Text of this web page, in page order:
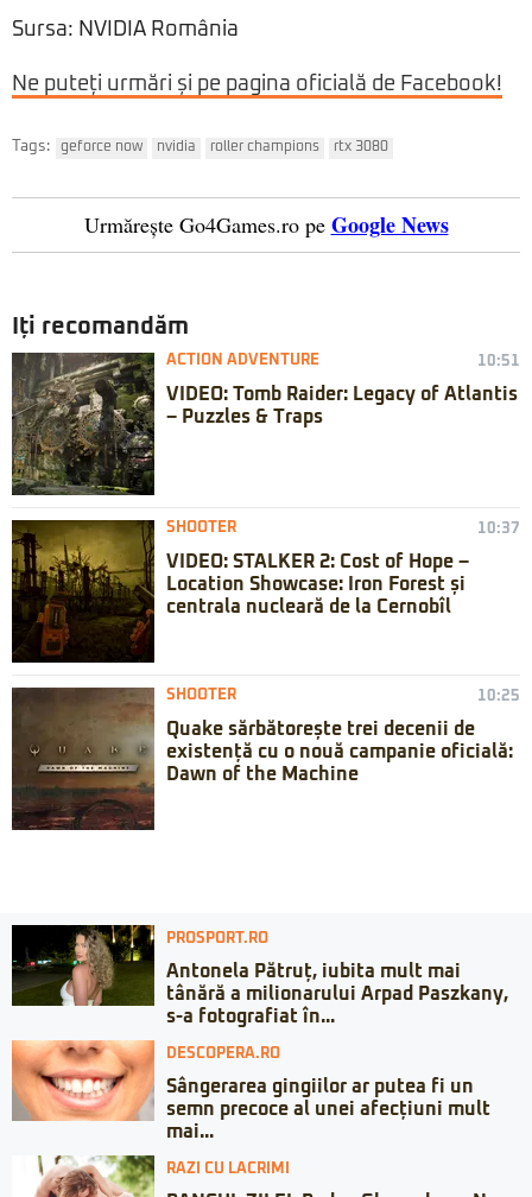
Sursa: NVIDIA România
Ne puteți urmări și pe pagina oficială de Facebook!
Tags: geforce now nvidia roller champions rtx 3080
Urmărește Go4Games.ro pe Google News
Iți recomandăm
ACTION ADVENTURE 10:51
VIDEO: Tomb Raider: Legacy of Atlantis
– Puzzles & Traps
SHOOTER 10:37
VIDEO: STALKER 2: Cost of Hope –
Location Showcase: Iron Forest și
centrala nucleară de la Cernobîl
SHOOTER 10:25
Quake sărbătorește trei decenii de
existență cu o nouă campanie oficială:
Dawn of the Machine
PROSPORT.RO
Antonela Pătruț, iubita mult mai
tânără a milionarului Arpad Paszkany,
s-a fotografiat în...
DESCOPERA.RO
Sângerarea gingiilor ar putea fi un
semn precoce al unei afecțiuni mult
mai...
RAZI CU LACRIMI